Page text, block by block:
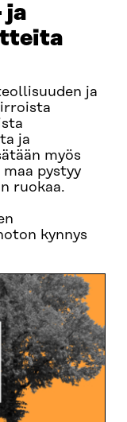
ja
ja
ja
myös
pystyy
ruokaa.
kynnys